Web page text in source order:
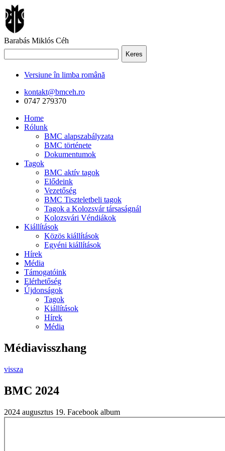
Barabás Miklós Céh
Keres
Versiune în limba română
kontakt@bmceh.ro
0747 279370
Home
Rólunk
BMC alapszabályzata
BMC története
Dokumentumok
Tagok
BMC aktív tagok
Elődeink
Vezetőség
BMC Tiszteletbeli tagok
Tagok a Kolozsvár társaságnál
Kolozsvári Véndiákok
Kiállítások
Közös kiállítások
Egyéni kiállítások
Hírek
Média
Támogatóink
Elérhetőség
Újdonságok
Tagok
Kiállítások
Hírek
Média
Médiavisszhang
vissza
BMC 2024
2024 augusztus 19. Facebook album